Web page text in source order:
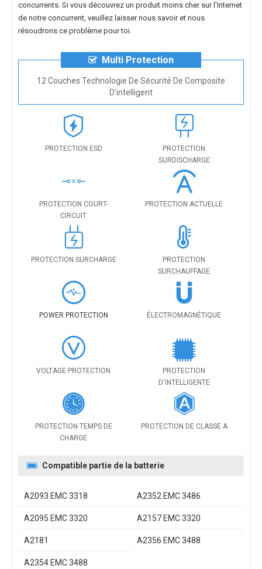
concurrents. Si vous découvrez un produit moins cher sur l'Internet
de notre concurrent, veuillez laisser nous savoir et nous
résoudrons ce problème pour toi.
Multi Protection
12 Couches Technologie De Sécurité De Composite
D'intelligent
PROTECTION ESD
PROTECTION
SURDISCHARGE
PROTECTION COURT-
CIRCUIT
PROTECTION ACTUELLE
PROTECTION SURCHARGE
PROTECTION
SURCHAUFFAGE
POWER PROTECTION ÉLECTROMAGNÉTIQUE
VOLTAGE PROTECTION
PROTECTION
D'INTELLIGENTE
PROTECTION TEMPS DE
CHARGE
PROTECTION DE CLASSE A
Compatible partie de la batterie
A2093 EMC 3318 A2352 EMC 3486
A2095 EMC 3320 A2157 EMC 3320
A2181 A2356 EMC 3488
A2354 EMC 3488